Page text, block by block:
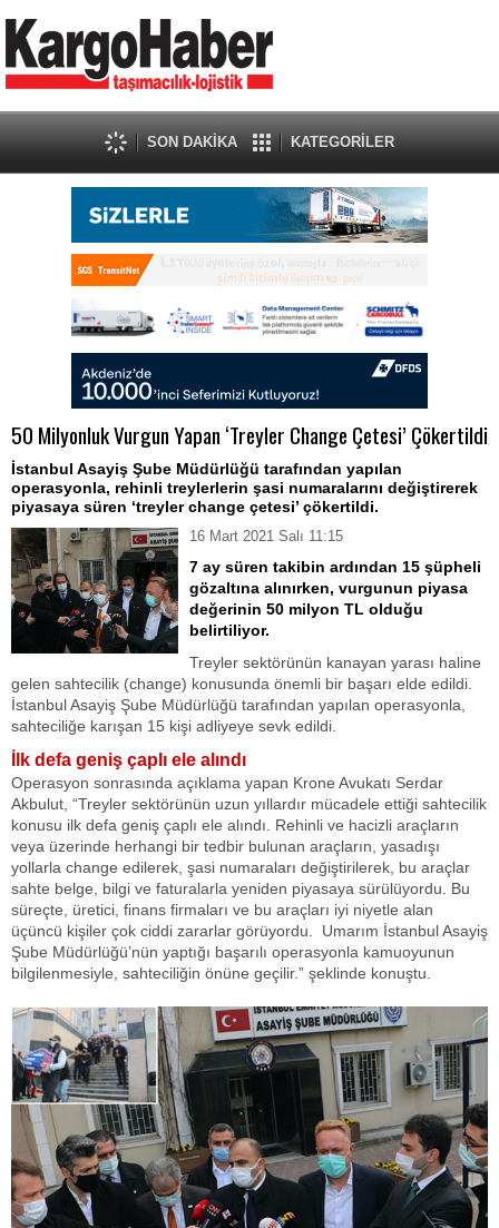
SON DAKİKA KATEGORİLER
50 Milyonluk Vurgun Yapan ‘Treyler Change Çetesi’ Çökertildi
İstanbul Asayiş Şube Müdürlüğü tarafından yapılan
operasyonla, rehinli treylerlerin şasi numaralarını değiştirerek
piyasaya süren ‘treyler change çetesi’ çökertildi.
16 Mart 2021 Salı 11:15
7 ay süren takibin ardından 15 şüpheli
gözaltına alınırken, vurgunun piyasa
değerinin 50 milyon TL olduğu
belirtiliyor.
Treyler sektörünün kanayan yarası haline
gelen sahtecilik (change) konusunda önemli bir başarı elde edildi.
İstanbul Asayiş Şube Müdürlüğü tarafından yapılan operasyonla,
sahteciliğe karışan 15 kişi adliyeye sevk edildi.
İlk defa geniş çaplı ele alındı
Operasyon sonrasında açıklama yapan Krone Avukatı Serdar
Akbulut, “Treyler sektörünün uzun yıllardır mücadele ettiği sahtecilik
konusu ilk defa geniş çaplı ele alındı. Rehinli ve hacizli araçların
veya üzerinde herhangi bir tedbir bulunan araçların, yasadışı
yollarla change edilerek, şasi numaraları değiştirilerek, bu araçlar
sahte belge, bilgi ve faturalarla yeniden piyasaya sürülüyordu. Bu
süreçte, üretici, finans firmaları ve bu araçları iyi niyetle alan
üçüncü kişiler çok ciddi zararlar görüyordu. Umarım İstanbul Asayiş
Şube Müdürlüğü’nün yaptığı başarılı operasyonla kamuoyunun
bilgilenmesiyle, sahteciliğin önüne geçilir.” şeklinde konuştu.